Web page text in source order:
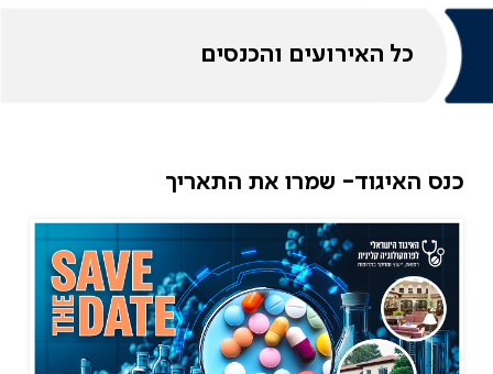
כל האירועים והכנסים
כנס האיגוד- שמרו את התאריך